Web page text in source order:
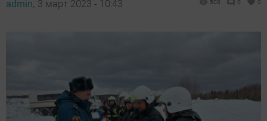
admin, 3 март 2023 - 10:43 508 0 0